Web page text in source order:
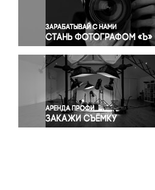
Правосудие
Происшествия и конфликты
Религия
Светская жизнь
Спорт
Экология
Экономика и бизнес